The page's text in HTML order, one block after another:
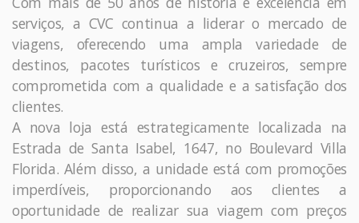
serviços, a CVC continua a liderar o mercado de
viagens, oferecendo uma ampla variedade de
destinos, pacotes turísticos e cruzeiros, sempre
comprometida com a qualidade e a satisfação dos
clientes.
A nova loja está estrategicamente localizada na
Estrada de Santa Isabel, 1647, no Boulevard Villa
Florida. Além disso, a unidade está com promoções
imperdíveis, proporcionando aos clientes a
oportunidade de realizar sua viagem com preços